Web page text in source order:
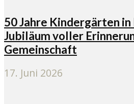
50 Jahre Kindergärten in
Jubiläum voller
Gemeinschaft
17. Juni 2026